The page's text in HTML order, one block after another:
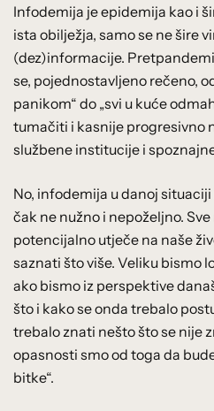
Infodemija je epidemija kao i
ista obilježja, samo se ne šire
(dez)informacije.
se, pojednostavljeno rečeno,
panikom“ do „svi u kuće
tumačiti i kasnije progresivno
službene institucije i
No, infodemija u danoj
čak ne nužno i nepoželjno.
potencijalno utječe na naše
saznati što više. Veliku bismo
ako bismo iz perspektive
što i kako se onda trebalo
trebalo znati nešto što se nije
opasnosti smo od toga da
bitke“.